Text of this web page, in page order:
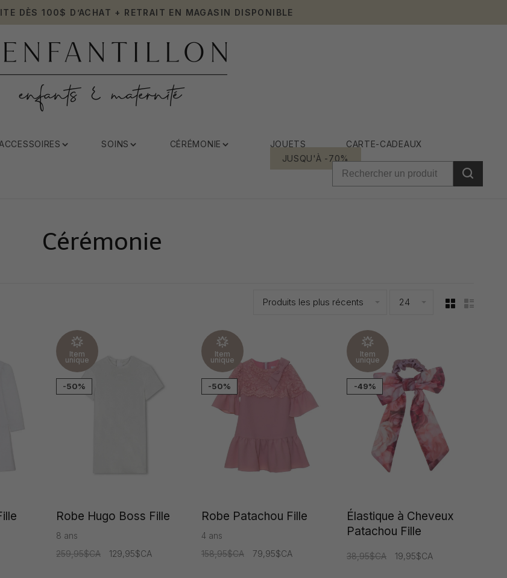
DÈS 100$ D’ACHAT + RETRAIT EN MAGASIN DISPONIBLE
SOINS CÉRÉMONIE JOUETS
CARTE-CADEAUX
JUSQU'À -70%
Cérémonie
Produits les plus récents 24
Item
unique
-50%
Robe Hugo Boss Fille
8 ans
259,95$CA
129,95$CA
Item
unique
-50%
Robe Patachou Fille
4 ans
158,95$CA
79,95$CA
Item
unique
-49%
Élastique à Cheveux
Patachou Fille
38,95$CA 19,95$CA